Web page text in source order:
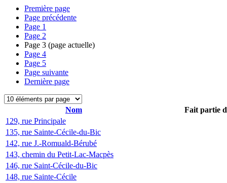
Première page
Page précédente
Page 1
Page 2
Page 3 (page actuelle)
Page 4
Page 5
Page suivante
Dernière page
Nom
Fait partie
129, rue Principale
135, rue Sainte-Cécile-du-Bic
142, rue J.-Romuald-Bérubé
143, chemin du Petit-Lac-Macpès
146, rue Saint-Cécile-du-Bic
148, rue Sainte-Cécile